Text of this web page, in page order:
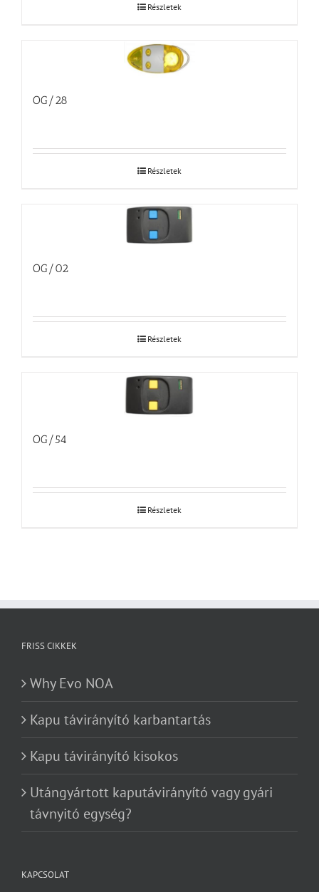
Részletek
OG/28
Részletek
OG/02
Részletek
OG/54
Részletek
FRISS CIKKEK
Why Evo NOA
Kapu távirányító karbantartás
Kapu távirányító kisokos
Utángyártott kaputávirányító vagy gyári
távnyitó egység?
KAPCSOLAT